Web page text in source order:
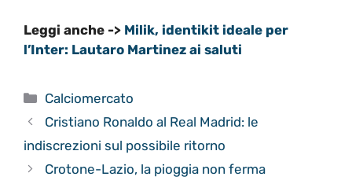
Leggi anche -> Milik, identikit ideale per
l’Inter: Lautaro Martinez ai saluti
Categorie
Calciomercato
Cristiano Ronaldo al Real Madrid: le
indiscrezioni sul possibile ritorno
Crotone-Lazio, la pioggia non ferma